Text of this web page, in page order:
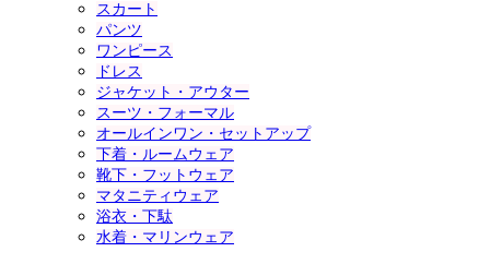
スカート
パンツ
ワンピース
ドレス
ジャケット・アウター
スーツ・フォーマル
オールインワン・セットアップ
下着・ルームウェア
靴下・フットウェア
マタニティウェア
浴衣・下駄
水着・マリンウェア